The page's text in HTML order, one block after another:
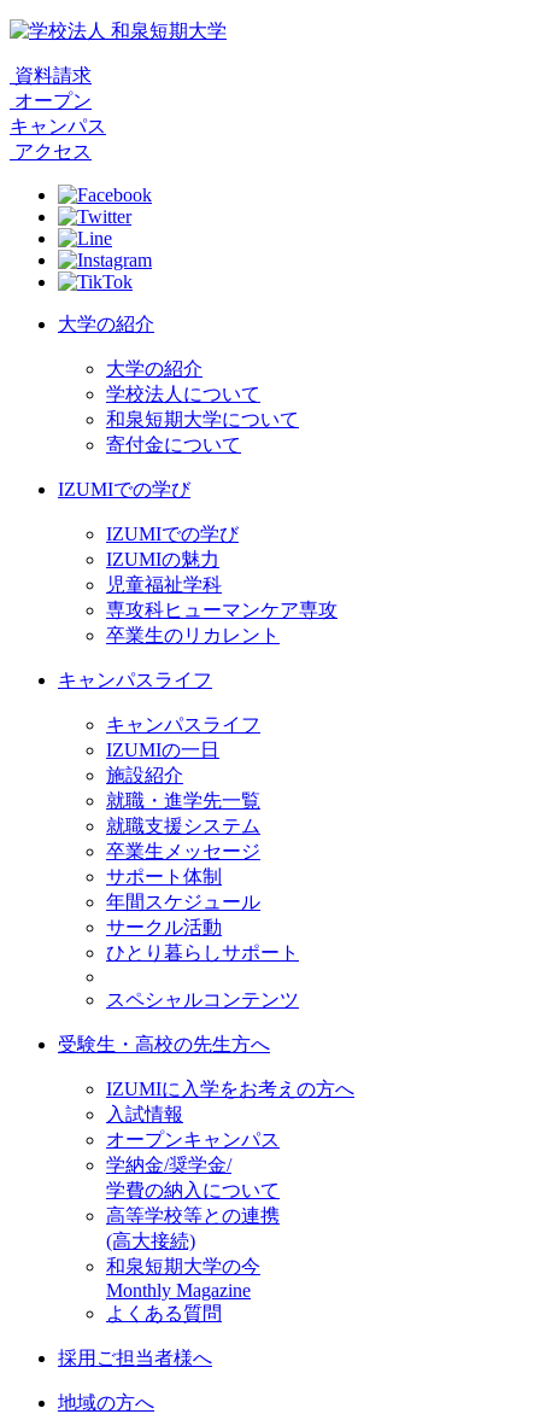
資料請求
オープン
キャンパス
アクセス
大学の紹介
大学の紹介
学校法人について
和泉短期大学について
寄付金について
IZUMIでの学び
IZUMIでの学び
IZUMIの魅力
児童福祉学科
専攻科ヒューマンケア専攻
卒業生のリカレント
キャンパスライフ
キャンパスライフ
IZUMIの一日
施設紹介
就職・進学先一覧
就職支援システム
卒業生メッセージ
サポート体制
年間スケジュール
サークル活動
ひとり暮らしサポート
スペシャルコンテンツ
受験生・高校の先生方へ
IZUMIに入学をお考えの方へ
入試情報
オープンキャンパス
学納金/奨学金/
学費の納入について
高等学校等との連携
(高大接続)
和泉短期大学の今
Monthly Magazine
よくある質問
採用ご担当者様へ
地域の方へ